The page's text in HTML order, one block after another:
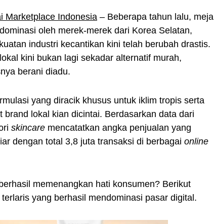
Marketplace Indonesia – Beberapa tahun lalu, meja
oleh merek-merek dari Korea Selatan,
industri kecantikan kini telah berubah drastis.
lokal kini bukan lagi sekadar alternatif murah,
berani diadu.
yang diracik khusus untuk iklim tropis serta
lokal kian dicintai. Berdasarkan data dari
skincare mencatatkan angka penjualan yang
dengan total 3,8 juta transaksi di berbagai online
memenangkan hati konsumen? Berikut
yang berhasil mendominasi pasar digital.